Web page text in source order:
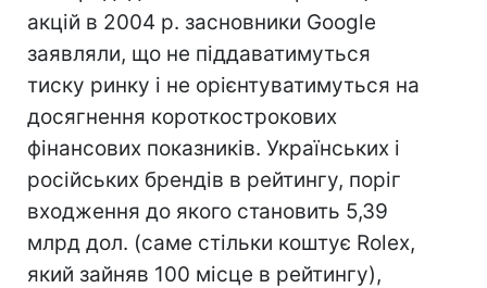
акцій в 2004 р. засновники Google
заявляли, що не піддаватимуться
тиску ринку і не орієнтуватимуться на
досягнення короткострокових
фінансових показників. Українських і
російських брендів в рейтингу, поріг
входження до якого становить 5,39
млрд дол. (саме стільки коштує Rolex,
який зайняв 100 місце в рейтингу),